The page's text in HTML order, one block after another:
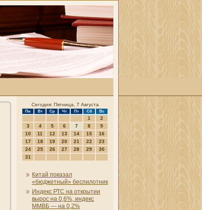
Сегодня: Пятница, 7 Августа
Пн Вт Ср Чт Пт Сб Вс
1
2
3
4 5 6 7 8
9
10
11 12 13 14 15
16
17
18 19 20 21 22
23
24
25 26 27 28 29
30
31
Китай показал
«бюджетный» беспилотни­к
Индекс РТС на открытии
вырос на 0,6%, индекс
ММВБ — на 0,2%